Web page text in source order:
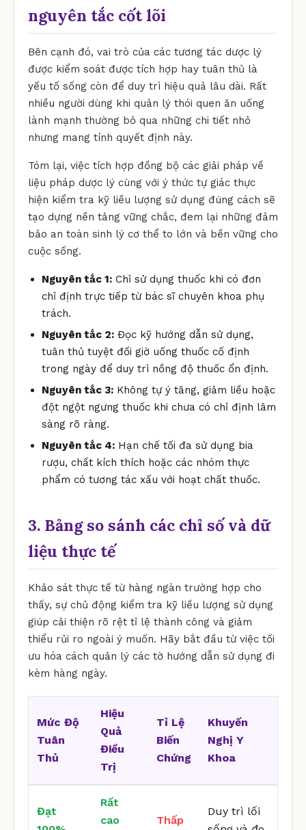
nguyên tắc cốt lõi
Bên cạnh đó, vai trò của các tương tác dược lý
được kiểm soát được tích hợp hay tuân thủ là
yếu tố sống còn để duy trì hiệu quả lâu dài. Rất
nhiều người dùng khi quản lý thói quen ăn uống
lành mạnh thường bỏ qua những chi tiết nhỏ
nhưng mang tính quyết định này.
Tóm lại, việc tích hợp đồng bộ các giải pháp về
liệu pháp dược lý cùng với ý thức tự giác thực
hiện kiểm tra kỹ liều lượng sử dụng đúng cách sẽ
tạo dựng nền tảng vững chắc, đem lại những đảm
bảo an toàn sinh lý cơ thể to lớn và bền vững cho
cuộc sống.
Nguyên tắc 1: Chỉ sử dụng thuốc khi có đơn
chỉ định trực tiếp từ bác sĩ chuyên khoa phụ
trách.
Nguyên tắc 2: Đọc kỹ hướng dẫn sử dụng,
tuân thủ tuyệt đối giờ uống thuốc cố định
trong ngày để duy trì nồng độ thuốc ổn định.
Nguyên tắc 3: Không tự ý tăng, giảm liều hoặc
đột ngột ngưng thuốc khi chưa có chỉ định lâm
sàng rõ ràng.
Nguyên tắc 4: Hạn chế tối đa sử dụng bia
rượu, chất kích thích hoặc các nhóm thực
phẩm có tương tác xấu với hoạt chất thuốc.
3. Bảng so sánh các chỉ số và dữ
liệu thực tế
Khảo sát thực tế từ hàng ngàn trường hợp cho
thấy, sự chủ động kiểm tra kỹ liều lượng sử dụng
giúp cải thiện rõ rệt tỉ lệ thành công và giảm
thiểu rủi ro ngoài ý muốn. Hãy bắt đầu từ việc tối
ưu hóa cách quản lý các tờ hướng dẫn sử dụng đi
kèm hàng ngày.
Mức Độ
Tuân
Thủ
Hiệu
Quả
Điều
Trị
Tỉ Lệ
Biến
Chứng
Khuyến
Nghị Y
Khoa
Đạt
Rất
cao
Thấp
Duy trì lối